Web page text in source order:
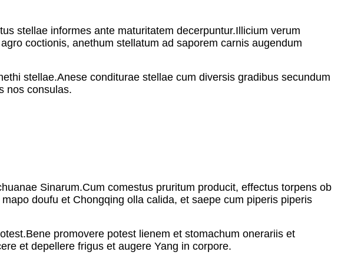
stellae informes ante maturitatem decerpuntur.Illicium verum
coctionis, anethum stellatum ad saporem carnis augendum
stellae.Anese conditurae stellae cum diversis gradibus secundum
nos consulas.
Sinarum.Cum comestus pruritum producit, effectus torpens ob
doufu et Chongqing olla calida, et saepe cum piperis piperis
promovere potest lienem et stomachum onerariis et
et depellere frigus et augere Yang in corpore.